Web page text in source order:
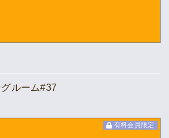
ルーム#37
有料会員限定